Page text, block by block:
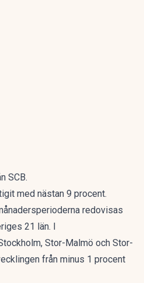
SCB.
med nästan 9 procent.
redovisas
21 län. I
Stor-Malmö och Stor-
från minus 1 procent